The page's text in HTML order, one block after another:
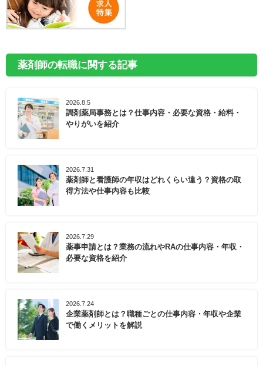
薬剤師の転職に関する記事
2026.8.5
調剤薬局事務とは？仕事内容・必要な資格・給料・
やりがいを紹介
2026.7.31
薬剤師と看護師の年収はどれくらい違う？資格の取
得方法や仕事内容も比較
2026.7.29
薬事申請とは？業務の流れやRAの仕事内容・年収・
必要な資格を紹介
2026.7.24
企業薬剤師とは？職種ごとの仕事内容・年収や企業
で働くメリットを解説